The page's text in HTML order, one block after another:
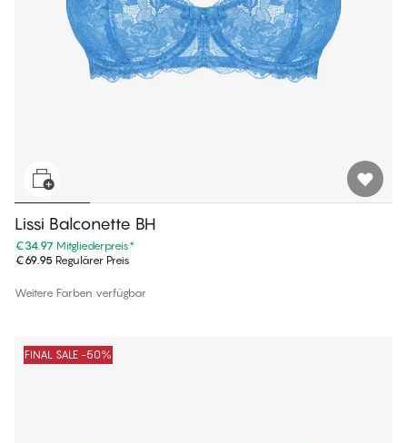
Lissi Balconette BH
€34.97 Mitgliederpreis*
€69.95 Regulärer Preis
Weitere Farben verfügbar
FINAL SALE -50%